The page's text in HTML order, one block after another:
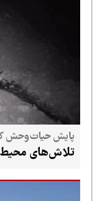
پایش حیات‌وحش
تلاش‌های